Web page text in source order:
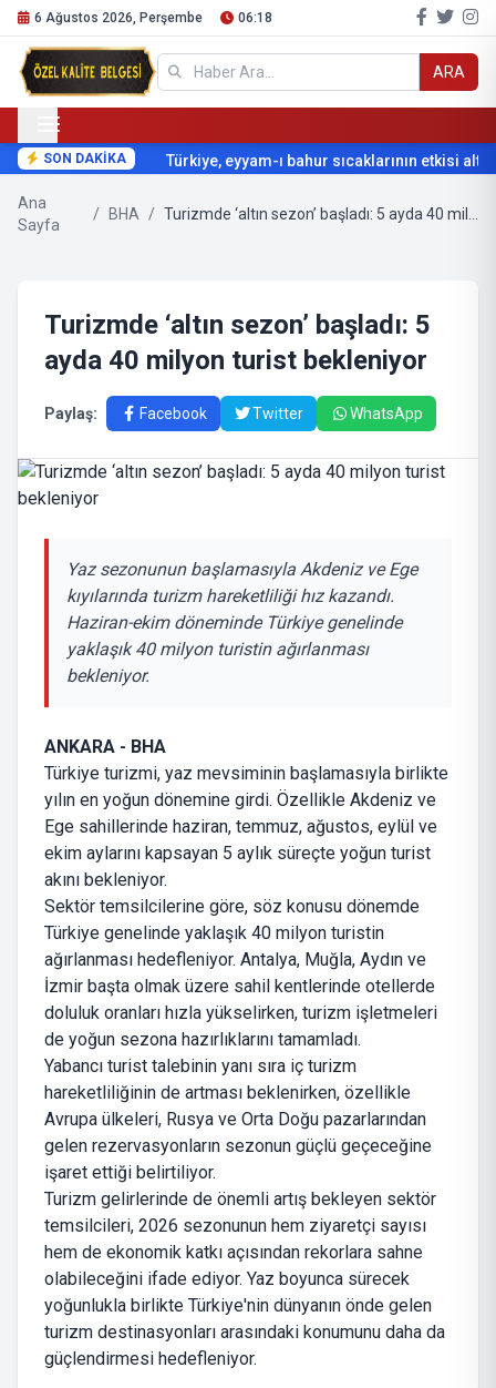
6 Ağustos 2026, Perşembe 06:18
ARA
SON DAKİKA Türkiye, eyyam-ı bahur sıcaklarının etkisi
Ana
Sayfa
/ BHA /
Turizmde ‘altın sezon’ başladı: 5
ayda 40 milyon turist bekleniyor
Paylaş: Facebook Twitter WhatsApp
Yaz sezonunun başlamasıyla Akdeniz ve Ege
kıyılarında turizm hareketliliği hız kazandı.
Haziran-ekim döneminde Türkiye genelinde
yaklaşık 40 milyon turistin ağırlanması
bekleniyor.
ANKARA - BHA
Türkiye turizmi, yaz mevsiminin başlamasıyla birlikte
yılın en yoğun dönemine girdi. Özellikle Akdeniz ve
Ege sahillerinde haziran, temmuz, ağustos, eylül ve
ekim aylarını kapsayan 5 aylık süreçte yoğun turist
akını bekleniyor.
Sektör temsilcilerine göre, söz konusu dönemde
Türkiye genelinde yaklaşık 40 milyon turistin
ağırlanması hedefleniyor. Antalya, Muğla, Aydın ve
İzmir başta olmak üzere sahil kentlerinde otellerde
doluluk oranları hızla yükselirken, turizm işletmeleri
de yoğun sezona hazırlıklarını tamamladı.
Yabancı turist talebinin yanı sıra iç turizm
hareketliliğinin de artması beklenirken, özellikle
Avrupa ülkeleri, Rusya ve Orta Doğu pazarlarından
gelen rezervasyonların sezonun güçlü geçeceğine
işaret ettiği belirtiliyor.
Turizm gelirlerinde de önemli artış bekleyen sektör
temsilcileri, 2026 sezonunun hem ziyaretçi sayısı
hem de ekonomik katkı açısından rekorlara sahne
olabileceğini ifade ediyor. Yaz boyunca sürecek
yoğunlukla birlikte Türkiye'nin dünyanın önde gelen
turizm destinasyonları arasındaki konumunu daha da
güçlendirmesi hedefleniyor.